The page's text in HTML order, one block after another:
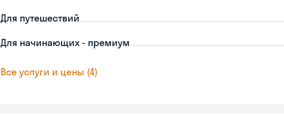
Для путешествий
Для начинающих - премиум
Все услуги и цены (4)